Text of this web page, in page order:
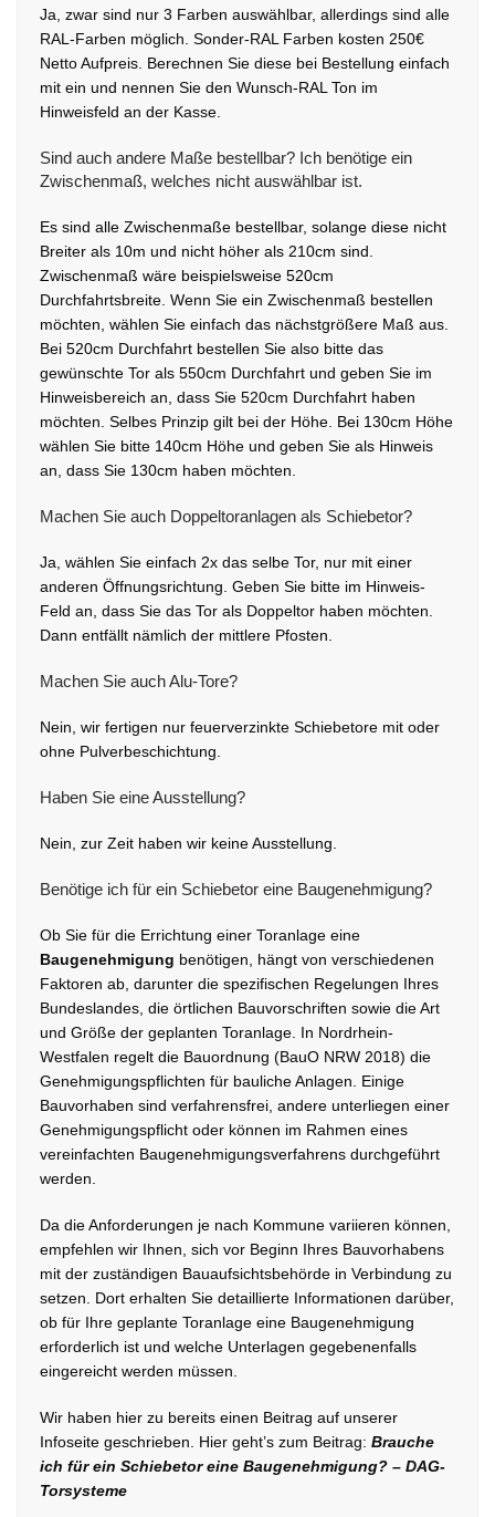
Ja, zwar sind nur 3 Farben auswählbar, allerdings sind alle
RAL-Farben möglich. Sonder-RAL Farben kosten 250€
Netto Aufpreis. Berechnen Sie diese bei Bestellung einfach
mit ein und nennen Sie den Wunsch-RAL Ton im
Hinweisfeld an der Kasse.
Sind auch andere Maße bestellbar? Ich benötige ein
Zwischenmaß, welches nicht auswählbar ist.
Es sind alle Zwischenmaße bestellbar, solange diese nicht
Breiter als 10m und nicht höher als 210cm sind.
Zwischenmaß wäre beispielsweise 520cm
Durchfahrtsbreite. Wenn Sie ein Zwischenmaß bestellen
möchten, wählen Sie einfach das nächstgrößere Maß aus.
Bei 520cm Durchfahrt bestellen Sie also bitte das
gewünschte Tor als 550cm Durchfahrt und geben Sie im
Hinweisbereich an, dass Sie 520cm Durchfahrt haben
möchten. Selbes Prinzip gilt bei der Höhe. Bei 130cm Höhe
wählen Sie bitte 140cm Höhe und geben Sie als Hinweis
an, dass Sie 130cm haben möchten.
Machen Sie auch Doppeltoranlagen als Schiebetor?
Ja, wählen Sie einfach 2x das selbe Tor, nur mit einer
anderen Öffnungsrichtung. Geben Sie bitte im Hinweis-
Feld an, dass Sie das Tor als Doppeltor haben möchten.
Dann entfällt nämlich der mittlere Pfosten.
Machen Sie auch Alu-Tore?
Nein, wir fertigen nur feuerverzinkte Schiebetore mit oder
ohne Pulverbeschichtung.
Haben Sie eine Ausstellung?
Nein, zur Zeit haben wir keine Ausstellung.
Benötige ich für ein Schiebetor eine Baugenehmigung?
Ob Sie für die Errichtung einer Toranlage eine
Baugenehmigung benötigen, hängt von verschiedenen
Faktoren ab, darunter die spezifischen Regelungen Ihres
Bundeslandes, die örtlichen Bauvorschriften sowie die Art
und Größe der geplanten Toranlage. In Nordrhein-
Westfalen regelt die Bauordnung (BauO NRW 2018) die
Genehmigungspflichten für bauliche Anlagen. Einige
Bauvorhaben sind verfahrensfrei, andere unterliegen einer
Genehmigungspflicht oder können im Rahmen eines
vereinfachten Baugenehmigungsverfahrens durchgeführt
werden.
Da die Anforderungen je nach Kommune variieren können,
empfehlen wir Ihnen, sich vor Beginn Ihres Bauvorhabens
mit der zuständigen Bauaufsichtsbehörde in Verbindung zu
setzen. Dort erhalten Sie detaillierte Informationen darüber,
ob für Ihre geplante Toranlage eine Baugenehmigung
erforderlich ist und welche Unterlagen gegebenenfalls
eingereicht werden müssen.
Wir haben hier zu bereits einen Beitrag auf unserer
Infoseite geschrieben. Hier geht’s zum Beitrag: Brauche
ich für ein Schiebetor eine Baugenehmigung? – DAG-
Torsysteme